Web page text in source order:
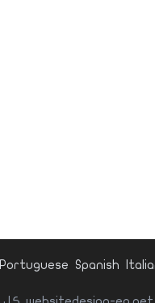
Spanish
Portuguese